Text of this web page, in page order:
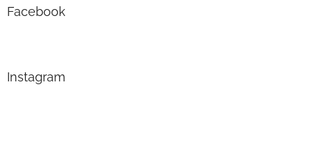
Facebook
Instagram